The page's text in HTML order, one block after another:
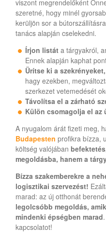
viszont megrendelőként
szeretné, hogy minél
kerüljön sor a
tanács alapján cselekedni.
Írjon listát a tárgyakról,
Ennek alapján kaphat
Ürítse ki a
hagy ezekben,
szerkezet vetemedését
Távolítsa el a zárható
Külön csomagolja el
A nyugalom árát fizeti meg,
Budapesten profikra bízza,
költség valójában
megoldásba, hanem a
Bízza szakemberekre a
logisztikai szervezést!
marad: az új otthonát
legolcsóbb megoldás,
mindenki épségben marad
kapcsolatot!